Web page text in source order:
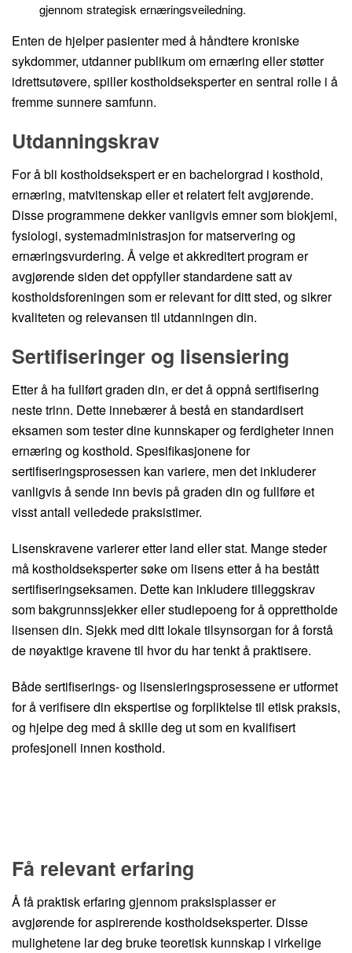
gjennom strategisk ernæringsveiledning.
Enten de hjelper pasienter med å håndtere kroniske
sykdommer, utdanner publikum om ernæring eller støtter
idrettsutøvere, spiller kostholdseksperter en sentral rolle i å
fremme sunnere samfunn.
Utdanningskrav
For å bli kostholdsekspert er en bachelorgrad i kosthold,
ernæring, matvitenskap eller et relatert felt avgjørende.
Disse programmene dekker vanligvis emner som biokjemi,
fysiologi, systemadministrasjon for matservering og
ernæringsvurdering. Å velge et akkreditert program er
avgjørende siden det oppfyller standardene satt av
kostholdsforeningen som er relevant for ditt sted, og sikrer
kvaliteten og relevansen til utdanningen din.
Sertifiseringer og lisensiering
Etter å ha fullført graden din, er det å oppnå sertifisering
neste trinn. Dette innebærer å bestå en standardisert
eksamen som tester dine kunnskaper og ferdigheter innen
ernæring og kosthold. Spesifikasjonene for
sertifiseringsprosessen kan variere, men det inkluderer
vanligvis å sende inn bevis på graden din og fullføre et
visst antall veiledede praksistimer.
Lisenskravene varierer etter land eller stat. Mange steder
må kostholdseksperter søke om lisens etter å ha bestått
sertifiseringseksamen. Dette kan inkludere tilleggskrav
som bakgrunnssjekker eller studiepoeng for å opprettholde
lisensen din. Sjekk med ditt lokale tilsynsorgan for å forstå
de nøyaktige kravene til hvor du har tenkt å praktisere.
Både sertifiserings- og lisensieringsprosessene er utformet
for å verifisere din ekspertise og forpliktelse til etisk praksis,
og hjelpe deg med å skille deg ut som en kvalifisert
profesjonell innen kosthold.
Få relevant erfaring
Å få praktisk erfaring gjennom praksisplasser er
avgjørende for aspirerende kostholdseksperter. Disse
mulighetene lar deg bruke teoretisk kunnskap i virkelige